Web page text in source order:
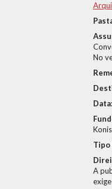
No
Data:
Tipo
A